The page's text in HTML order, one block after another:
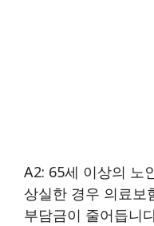
A2: 65세 이상의 노
상실한 경우 의료보
부담금이 줄어듭니